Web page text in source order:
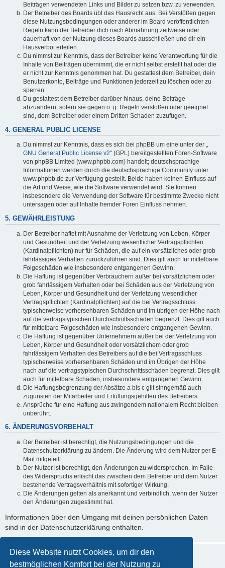
Diese Website nutzt Cookies, um dir den
bestmöglichen Komfort bei der Nutzung zu
Beiträgen verwendeten Links und Bilder zu setzen bzw. zu verwenden.
Der Betreiber des Boards übt das Hausrecht aus. Bei Verstößen gegen
diese Nutzungsbedingungen oder anderer im Board veröffentlichten
Regeln kann der Betreiber dich nach Abmahnung zeitweise oder
dauerhaft von der Nutzung dieses Boards ausschließen und dir ein
Hausverbot erteilen.
Du nimmst zur Kenntnis, dass der Betreiber keine Verantwortung für die
Inhalte von Beiträgen übernimmt, die er nicht selbst erstellt hat oder die
er nicht zur Kenntnis genommen hat. Du gestattest dem Betreiber, dein
Benutzerkonto, Beiträge und Funktionen jederzeit zu löschen oder zu
sperren.
Du gestattest dem Betreiber darüber hinaus, deine Beiträge
abzuändern, sofern sie gegen o. g. Regeln verstoßen oder geeignet
sind, dem Betreiber oder einem Dritten Schaden zuzufügen.
4. GENERAL PUBLIC LICENSE
Du nimmst zur Kenntnis, dass es sich bei phpBB um eine unter der „
GNU General Public License v2“ (GPL) bereitgestellten Foren-Software
von phpBB Limited (www.phpbb.com) handelt; deutschsprachige
Informationen werden durch die deutschsprachige Community unter
www.phpbb.de zur Verfügung gestellt. Beide haben keinen Einfluss auf
die Art und Weise, wie die Software verwendet wird. Sie können
insbesondere die Verwendung der Software für bestimmte Zwecke nicht
untersagen oder auf Inhalte fremder Foren Einfluss nehmen.
5. GEWÄHRLEISTUNG
Der Betreiber haftet mit Ausnahme der Verletzung von Leben, Körper
und Gesundheit und der Verletzung wesentlicher Vertragspflichten
(Kardinalpflichten) nur für Schäden, die auf ein vorsätzliches oder grob
fahrlässiges Verhalten zurückzuführen sind. Dies gilt auch für mittelbare
Folgeschäden wie insbesondere entgangenen Gewinn.
Die Haftung ist gegenüber Verbrauchern außer bei vorsätzlichem oder
grob fahrlässigem Verhalten oder bei Schäden aus der Verletzung von
Leben, Körper und Gesundheit und der Verletzung wesentlicher
Vertragspflichten (Kardinalpflichten) auf die bei Vertragsschluss
typischerweise vorhersehbaren Schäden und im übrigen der Höhe nach
auf die vertragstypischen Durchschnittsschäden begrenzt. Dies gilt auch
für mittelbare Folgeschäden wie insbesondere entgangenen Gewinn.
Die Haftung ist gegenüber Unternehmern außer bei der Verletzung von
Leben, Körper und Gesundheit oder vorsätzlichem oder grob
fahrlässigem Verhalten des Betreibers auf die bei Vertragsschluss
typischerweise vorhersehbaren Schäden und im Übrigen der Höhe
nach auf die vertragstypischen Durchschnittsschäden begrenzt. Dies gilt
auch für mittelbare Schäden, insbesondere entgangenen Gewinn.
Die Haftungsbegrenzung der Absätze a bis c gilt sinngemäß auch
zugunsten der Mitarbeiter und Erfüllungsgehilfen des Betreibers.
Ansprüche für eine Haftung aus zwingendem nationalem Recht bleiben
unberührt.
6. ÄNDERUNGSVORBEHALT
Der Betreiber ist berechtigt, die Nutzungsbedingungen und die
Datenschutzerklärung zu ändern. Die Änderung wird dem Nutzer per E-
Mail mitgeteilt.
Der Nutzer ist berechtigt, den Änderungen zu widersprechen. Im Falle
des Widerspruchs erlischt das zwischen dem Betreiber und dem Nutzer
bestehende Vertragsverhältnis mit sofortiger Wirkung.
Die Änderungen gelten als anerkannt und verbindlich, wenn der Nutzer
den Änderungen zugestimmt hat.
Informationen über den Umgang mit deinen persönlichen Daten
sind in der Datenschutzerklärung enthalten.